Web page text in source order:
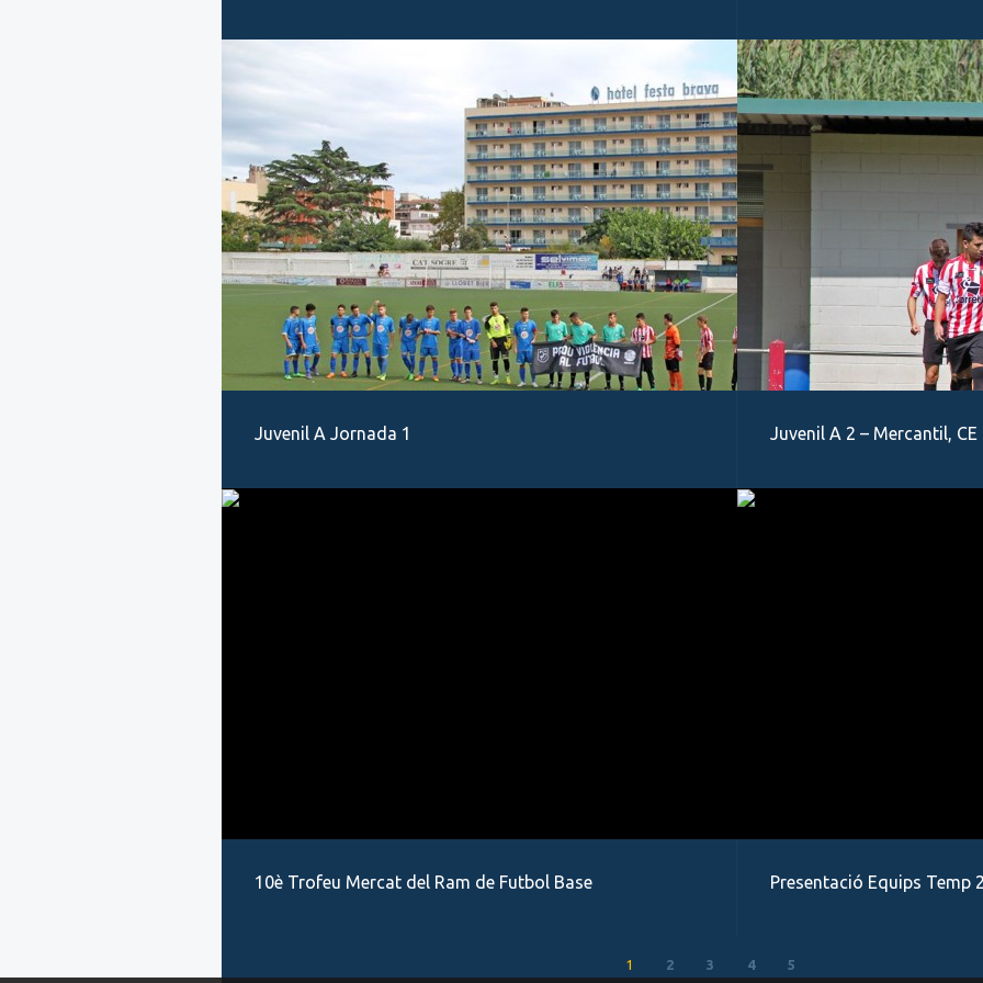
Juvenil A Jornada 1 Juvenil A 2 – Mercantil, CE
10è Trofeu Mercat del Ram de Futbol Base Presentació Equips Temp
1 2 3 4 5